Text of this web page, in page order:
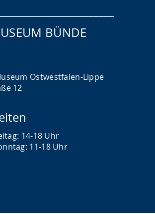
BÜNDE
Ostwestfalen-Lippe
12
14-18 Uhr
11-18 Uhr